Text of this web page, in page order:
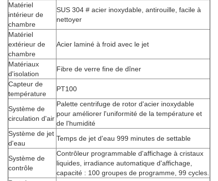
Matériel
intérieur de
chambre
SUS 304 # acier inoxydable, antirouille, facile à
nettoyer
Matériel
extérieur de
chambre
Acier laminé à froid avec le jet
Matériaux
d'isolation
Fibre de verre fine de dîner
Capteur de
température
PT100
Système de
circulation d'air
Palette centrifuge de rotor d'acier inoxydable
pour améliorer l'uniformité de la température et
de l'humidité
Système de jet
d'eau
Temps de jet d'eau 999 minutes de settable
Système de
contrôle
Contrôleur programmable d'affichage à cristaux
liquides, irradiance automatique d'affichage,
capacité : 100 groupes de programme, 99 cycles.